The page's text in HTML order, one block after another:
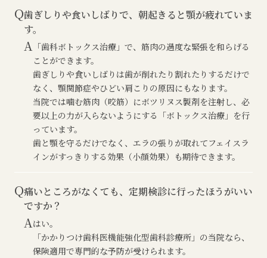
Q歯ぎしりや食いしばりで、朝起きると顎が疲れていま
す。
A 「歯科ボトックス治療」で、筋肉の過度な緊張を和らげる
ことができます。
歯ぎしりや食いしばりは歯が削れたり割れたりするだけで
なく、顎関節症やひどい肩こりの原因にもなります。
当院では噛む筋肉（咬筋）にボツリヌス製剤を注射し、必
要以上の力が入らないようにする「ボトックス治療」を行
っています。
歯と顎を守るだけでなく、エラの張りが取れてフェイスラ
インがすっきりする効果（小顔効果）も期待できます。
Q痛いところがなくても、定期検診に行ったほうがいい
ですか？
Aはい。
「かかりつけ歯科医機能強化型歯科診療所」の当院なら、
保険適用で専門的な予防が受けられます。